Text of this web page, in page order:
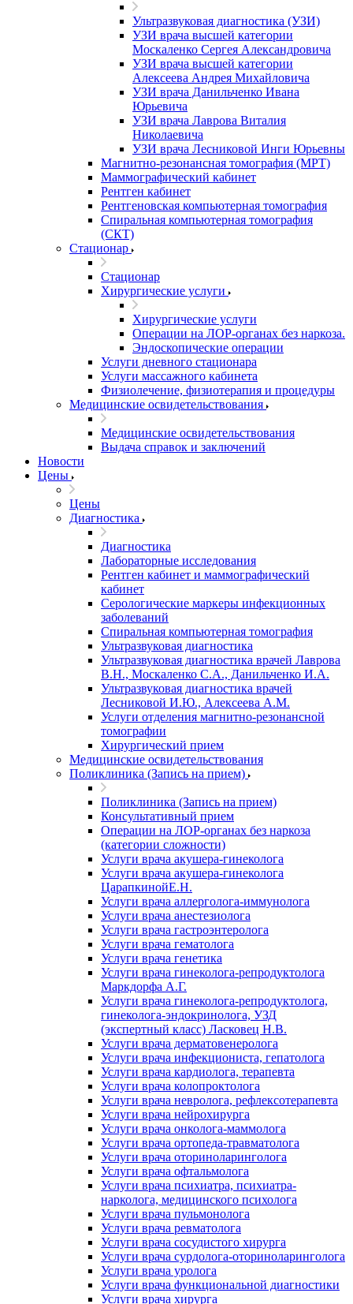
Ультразвуковая диагностика (УЗИ)
УЗИ врача высшей категории
Москаленко Сергея Александровича
УЗИ врача высшей категории
Алексеева Андрея Михайловича
УЗИ врача Данильченко Ивана
Юрьевича
УЗИ врача Лаврова Виталия
Николаевича
УЗИ врача Лесниковой Инги Юрьевны
Магнитно-резонансная томография (МРТ)
Маммографический кабинет
Рентген кабинет
Рентгеновская компьютерная томография
Спиральная компьютерная томография
(СКТ)
Стационар
Стационар
Хирургические услуги
Хирургические услуги
Операции на ЛОР-органах без наркоза.
Эндоскопические операции
Услуги дневного стационара
Услуги массажного кабинета
Физиолечение, физиотерапия и процедуры
Медицинские освидетельствования
Медицинские освидетельствования
Выдача справок и заключений
Новости
Цены
Цены
Диагностика
Диагностика
Лабораторные исследования
Рентген кабинет и маммографический
кабинет
Серологические маркеры инфекционных
заболеваний
Спиральная компьютерная томография
Ультразвуковая диагностика
Ультразвуковая диагностика врачей Лаврова
В.Н., Москаленко С.А., Данильченко И.А.
Ультразвуковая диагностика врачей
Лесниковой И.Ю., Алексеева А.М.
Услуги отделения магнитно-резонансной
томографии
Хирургический прием
Медицинские освидетельствования
Поликлиника (Запись на прием)
Поликлиника (Запись на прием)
Консультативный прием
Операции на ЛОР-органах без наркоза
(категории сложности)
Услуги врача акушера-гинеколога
Услуги врача акушера-гинеколога
ЦарапкинойЕ.Н.
Услуги врача аллерголога-иммунолога
Услуги врача анестезиолога
Услуги врача гастроэнтеролога
Услуги врача гематолога
Услуги врача генетика
Услуги врача гинеколога-репродуктолога
Маркдорфа А.Г.
Услуги врача гинеколога-репродуктолога,
гинеколога-эндокринолога, УЗД
(экспертный класс) Ласковец Н.В.
Услуги врача дерматовенеролога
Услуги врача инфекциониста, гепатолога
Услуги врача кардиолога, терапевта
Услуги врача колопроктолога
Услуги врача невролога, рефлексотерапевта
Услуги врача нейрохирурга
Услуги врача онколога-маммолога
Услуги врача ортопеда-травматолога
Услуги врача оториноларинголога
Услуги врача офтальмолога
Услуги врача психиатра, психиатра-
нарколога, медицинского психолога
Услуги врача пульмонолога
Услуги врача ревматолога
Услуги врача сосудистого хирурга
Услуги врача сурдолога-оториноларинголога
Услуги врача уролога
Услуги врача функциональной диагностики
Услуги врача хирурга